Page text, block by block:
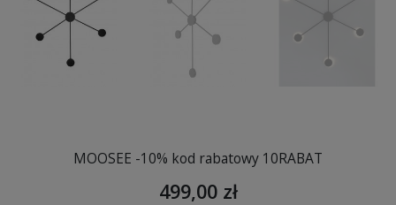
MOOSEE -10% kod rabatowy 10RABAT
499,00 zł